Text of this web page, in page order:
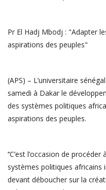
Pr El Hadj Mbodj : "Adapter
aspirations des peuples"
(APS) – L’universitaire
samedi à Dakar le
des systèmes politiques
aspirations des peuples.
‘’C’est l’occasion de
systèmes politiques
devant déboucher sur la